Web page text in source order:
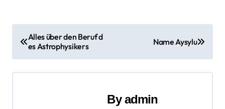
e
i
Alles über den Beruf d
es Astrophysikers
Name Aysylu
Byadmin